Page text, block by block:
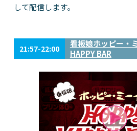
して配信します。
21:57-22:00
看板娘ホッピー・
HAPPY BAR